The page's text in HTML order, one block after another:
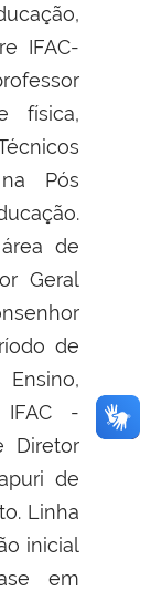
IFAC-
física,
Pós
de
Geral
de
IFAC -
Diretor
de
Linha
inicial
em